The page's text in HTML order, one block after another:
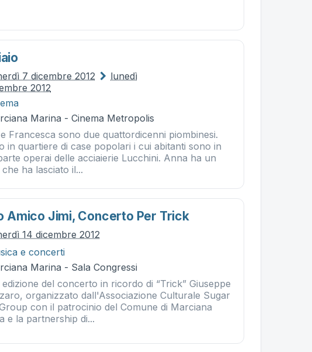
7 dicembre 2012
lunedì
2012
Marina - Cinema Metropolis
Francesca sono due quattordicenni piombinesi.
in quartiere di case popolari i cui abitanti sono in
operai delle acciaierie Lucchini. Anna ha un
ha lasciato il...
Amico Jimi, Concerto Per Trick
14 dicembre 2012
e concerti
Marina - Sala Congressi
del concerto in ricordo di “Trick” Giuseppe
organizzato dall'Associazione Culturale Sugar
con il patrocinio del Comune di Marciana
e la partnership di...